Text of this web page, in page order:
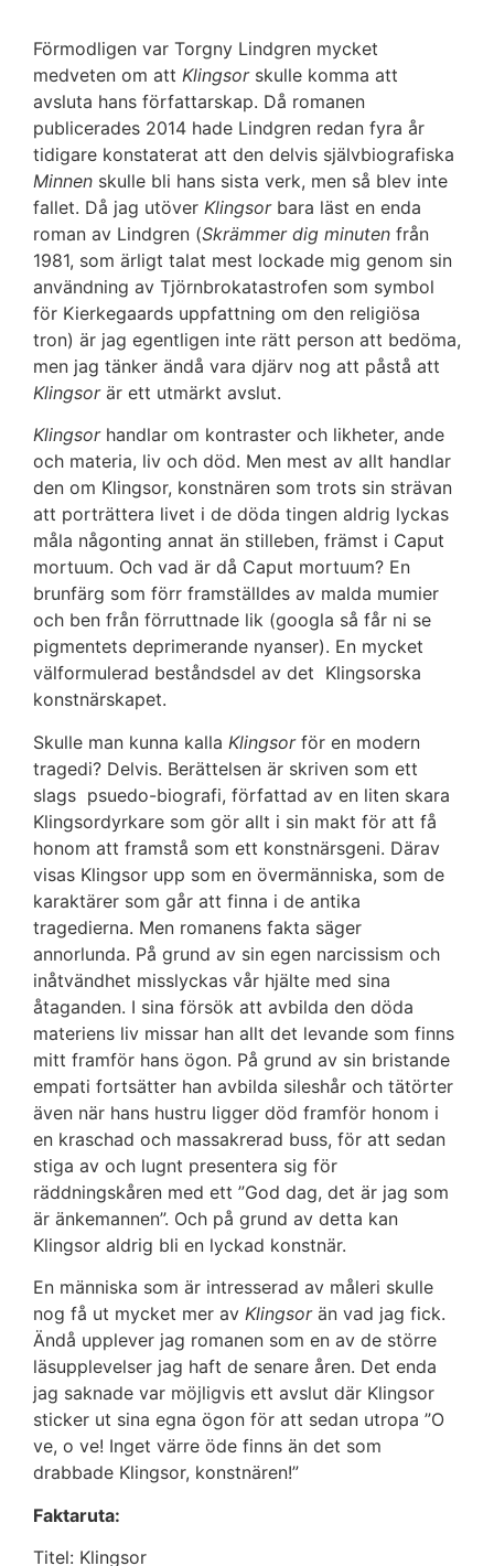
Förmodligen var Torgny Lindgren mycket
medveten om att Klingsorskulle komma att
avsluta hans författarskap. Då romanen
publicerades 2014 hade Lindgren redan fyra år
tidigare konstaterat att den delvis självbiografiska
Minnen skulle bli hans sista verk, men så blev inte
fallet. Då jag utöver Klingsorbara läst en enda
roman av Lindgren (Skrämmer dig minuten från
1981, som ärligt talat mest lockade mig genom sin
användning av Tjörnbrokatastrofen som symbol
för Kierkegaards uppfattning om den religiösa
tron) är jag egentligen inte rätt person att bedöma,
men jag tänker ändå vara djärv nog att påstå att
Klingsorär ett utmärkt avslut.
Klingsorhandlar om kontraster och likheter, ande
och materia, liv och död. Men mest av allt handlar
den om Klingsor, konstnären som trots sin strävan
att porträttera livet i de döda tingen aldrig lyckas
måla någonting annat än stilleben, främst i Caput
mortuum. Och vad är då Caput mortuum? En
brunfärg som förr framställdes av malda mumier
och ben från förruttnade lik (googla så får ni se
pigmentets deprimerande nyanser). En mycket
välformulerad beståndsdel av det Klingsorska
konstnärskapet.
Skulle man kunna kalla Klingsorför en modern
tragedi? Delvis. Berättelsen är skriven som ett
slags psuedo-biografi, författad av en liten skara
Klingsordyrkare som gör allt i sin makt för att få
honom att framstå som ett konstnärsgeni. Därav
visas Klingsor upp som en övermänniska, som de
karaktärer som går att finna i de antika
tragedierna. Men romanens fakta säger
annorlunda. På grund av sin egen narcissism och
inåtvändhet misslyckas vår hjälte med sina
åtaganden. I sina försök att avbilda den döda
materiens liv missar han allt det levande som finns
mitt framför hans ögon. På grund av sin bristande
empati fortsätter han avbilda sileshår och tätörter
även när hans hustru ligger död framför honom i
en kraschad och massakrerad buss, för att sedan
stiga av och lugnt presentera sig för
räddningskåren med ett ”God dag, det är jag som
är änkemannen”. Och på grund av detta kan
Klingsor aldrig bli en lyckad konstnär.
En människa som är intresserad av måleri skulle
nog få ut mycket mer av Klingsorän vad jag fick.
Ändå upplever jag romanen som en av de större
läsupplevelser jag haft de senare åren. Det enda
jag saknade var möjligvis ett avslut där Klingsor
sticker ut sina egna ögon för att sedan utropa ”O
ve, o ve! Inget värre öde finns än det som
drabbade Klingsor, konstnären!”
Faktaruta:
Titel: Klingsor